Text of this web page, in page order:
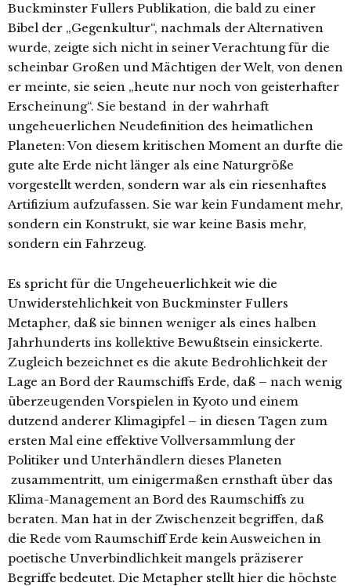
Buckminster Fullers Publikation, die bald zu einer
Bibel der „Gegenkultur“, nachmals der Alternativen
wurde, zeigte sich nicht in seiner Verachtung für die
scheinbar Großen und Mächtigen der Welt, von denen
er meinte, sie seien „heute nur noch von geisterhafter
Erscheinung“. Sie bestand in der wahrhaft
ungeheuerlichen Neudefinition des heimatlichen
Planeten: Von diesem kritischen Moment an durfte die
gute alte Erde nicht länger als eine Naturgröße
vorgestellt werden, sondern war als ein riesenhaftes
Artifizium aufzufassen. Sie war kein Fundament mehr,
sondern ein Konstrukt, sie war keine Basis mehr,
sondern ein Fahrzeug.
Es spricht für die Ungeheuerlichkeit wie die
Unwiderstehlichkeit von Buckminster Fullers
Metapher, daß sie binnen weniger als eines halben
Jahrhunderts ins kollektive Bewußtsein einsickerte.
Zugleich bezeichnet es die akute Bedrohlichkeit der
Lage an Bord der Raumschiffs Erde, daß – nach wenig
überzeugenden Vorspielen in Kyoto und einem
dutzend anderer Klimagipfel – in diesen Tagen zum
ersten Mal eine effektive Vollversammlung der
Politiker und Unterhändlern dieses Planeten
zusammentritt, um einigermaßen ernsthaft über das
Klima-Management an Bord des Raumschiffs zu
beraten. Man hat in der Zwischenzeit begriffen, daß
die Rede vom Raumschiff Erde kein Ausweichen in
poetische Unverbindlichkeit mangels präziserer
Begriffe bedeutet. Die Metapher stellt hier die höchste